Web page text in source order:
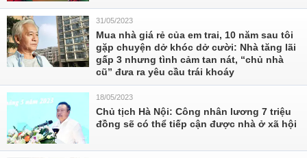
31/05/2023
Mua nhà giá rẻ của em trai, 10 năm sau tôi
gặp chuyện dở khóc dở cười: Nhà tăng lãi
gấp 3 nhưng tình cảm tan nát, “chủ nhà
cũ” đưa ra yêu cầu trái khoáy
18/05/2023
Chủ tịch Hà Nội: Công nhân lương 7 triệu
đồng sẽ có thể tiếp cận được nhà ở xã hội